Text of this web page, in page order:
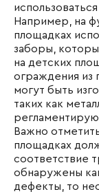
Например, на
площадках
заборы,
на детских
ограждения из
могут быть
таких как
Важно
площадках
соответствие
обнаружены
дефекты, то